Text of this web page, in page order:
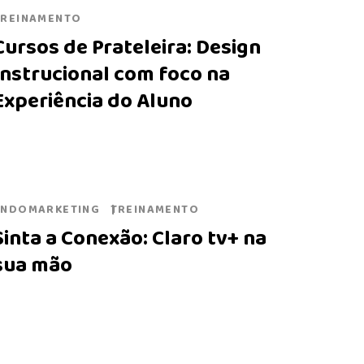
de Prateleira: Design
com foco na
do Aluno
TREINAMENTO
a Conexão: Claro tv+ na
mão